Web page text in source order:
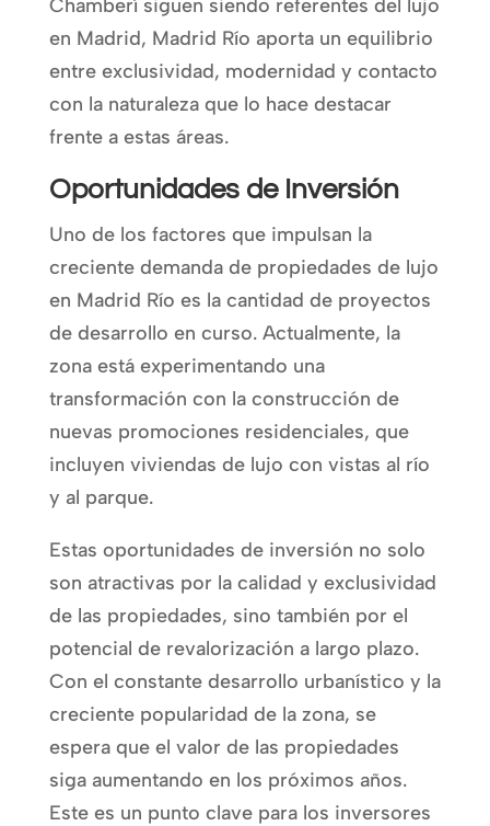
Chamberí siguen siendo referentes del lujo
en Madrid, Madrid Río aporta un equilibrio
entre exclusividad, modernidad y contacto
con la naturaleza que lo hace destacar
frente a estas áreas.
Oportunidades de Inversión
Uno de los factores que impulsan la
creciente demanda de propiedades de lujo
en Madrid Río es la cantidad de proyectos
de desarrollo en curso. Actualmente, la
zona está experimentando una
transformación con la construcción de
nuevas promociones residenciales, que
incluyen viviendas de lujo con vistas al río
y al parque.
Estas oportunidades de inversión no solo
son atractivas por la calidad y exclusividad
de las propiedades, sino también por el
potencial de revalorización a largo plazo.
Con el constante desarrollo urbanístico y la
creciente popularidad de la zona, se
espera que el valor de las propiedades
siga aumentando en los próximos años.
Este es un punto clave para los inversores